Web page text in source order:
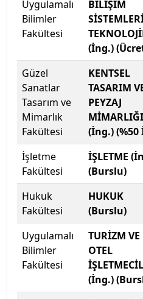
İhsan Doğramacı
İnönü Üniversitesi
İskenderun Teknik
İstanbul 29 Mayıs
İstanbul Arel
İstanbul Atlas
İstanbul Aydın
İstanbul Beykent
İstanbul Bilgi Üniversitesi
İstanbul Esenyurt
Uygulamalı
Bilimler
Fakültesi
BİLİŞİM
(İng.)
Güzel
Sanatlar
Tasarım ve
Mimarlık
Fakültesi
KENTSEL
TASARIM
PEYZAJ
MİMARLIĞI
(İng.) (%50
İşletme
Fakültesi
İŞLETME
(Burslu)
Hukuk
Fakültesi
HUKUK
(Burslu)
Uygulamalı
Bilimler
Fakültesi
TURİZM VE
OTEL
(İng.)